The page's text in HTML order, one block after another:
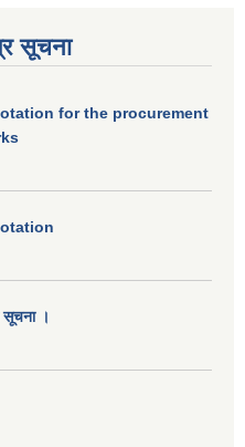
सूचना
for the procurement
सूचना ।